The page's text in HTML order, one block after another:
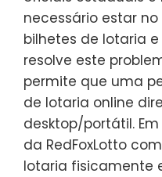
necessário estar
bilhetes de lotaria e
resolve este
permite que uma
de lotaria online
desktop/portátil.
da RedFoxLotto
lotaria fisicamente